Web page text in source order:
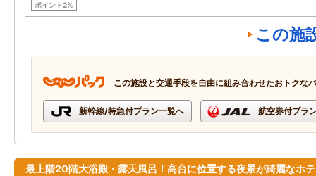
ポイント2%
この施
この施設と交通手段を自由に組み合わせたおトクな
新幹線/特急付プラン一覧へ 航空券付プラ
最上階20階大浴殿・露天風呂！高台に位置する夜景が綺麗なホ